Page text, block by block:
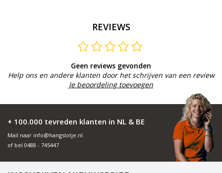
REVIEWS
Geen reviews gevonden
Help ons en andere klanten door het schrijven van een review
Je beoordeling toevoegen
+ 100.000 tevreden klanten in NL & BE
Mail naar info@hangslotje.nl
of bel 0488 - 745447